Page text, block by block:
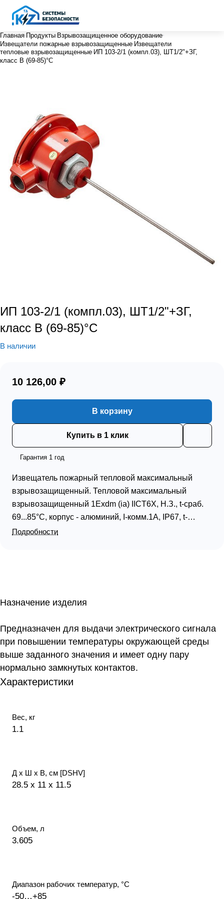
Главная Продукты Взрывозащищенное оборудование
Извещатели пожарные взрывозащищенные Извещатели
тепловые взрывозащищенные ИП 103-2/1 (компл.03), ШТ1/2"+ЗГ,
класс B (69-85)°С
ИП 103-2/1 (компл.03), ШТ1/2"+ЗГ,
класс B (69-85)°С
В наличии
10 126,00 ₽
В корзину
Купить в 1 клик
Гарантия 1 год
Извещатель пожарный тепловой максимальный
взрывозащищенный. Тепловой максимальный
взрывозащищенный 1Exdm (ia) IICT6X, Н.З., t-сраб.
69...85°С, корпус - алюминий, I-комм.1А, IP67, t-
раб.-55...+85°С, 265х86х255мм. В комплекте 1
Подробности
Назначение изделия
Предназначен для выдачи электрического сигнала
при повышении температуры окружающей среды
выше заданного значения и имеет одну пару
нормально замкнутых контактов.
Характеристики
Вес, кг
1.1
Д х Ш х В, см [DSHV]
28.5 x 11 x 11.5
Объем, л
3.605
Диапазон рабочих температур, °С
-50…+85